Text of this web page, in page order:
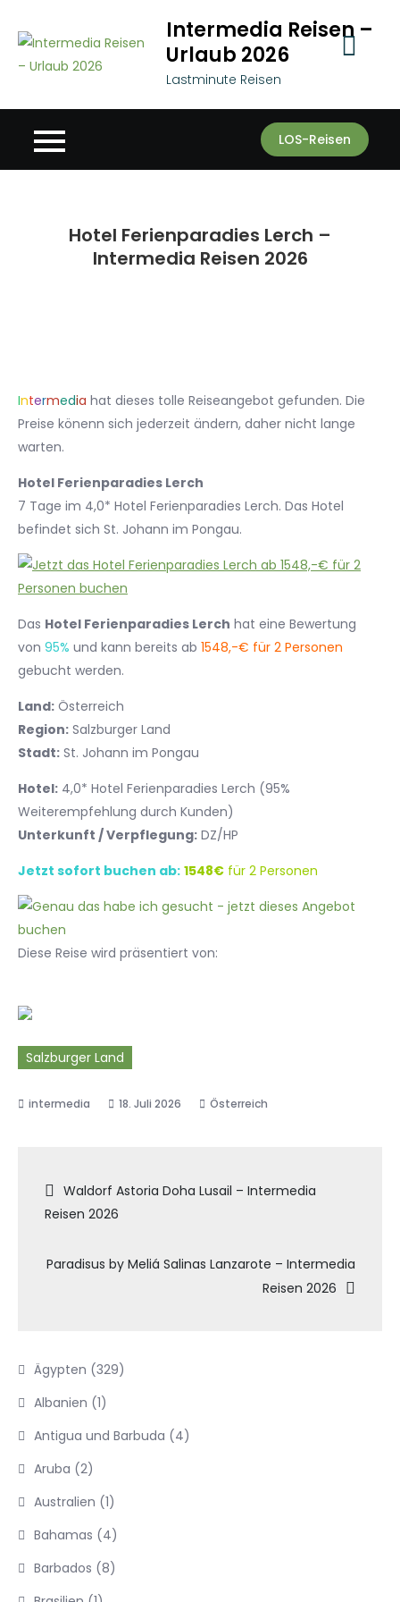
content
Intermedia Reisen –
Urlaub 2026
Lastminute Reisen
LOS-Reisen
Hotel Ferienparadies Lerch –
Intermedia Reisen 2026
Intermedia hat dieses tolle Reiseangebot gefunden. Die
Preise könenn sich jederzeit ändern, daher nicht lange
warten.
Hotel Ferienparadies Lerch
7 Tage im 4,0* Hotel Ferienparadies Lerch. Das Hotel
befindet sich St. Johann im Pongau.
Das Hotel Ferienparadies Lerch hat eine Bewertung
von 95% und kann bereits ab 1548,-€ für 2 Personen
gebucht werden.
Land: Österreich
Region: Salzburger Land
Stadt: St. Johann im Pongau
Hotel: 4,0* Hotel Ferienparadies Lerch (95%
Weiterempfehlung durch Kunden)
Unterkunft / Verpflegung: DZ/HP
Jetzt sofort buchen ab: 1548€ für 2 Personen
Diese Reise wird präsentiert von:
Salzburger Land
18. Juli 2026 Österreich
Beitragsnavigation
Waldorf Astoria Doha Lusail – Intermedia
Reisen 2026
Paradisus by Meliá Salinas Lanzarote – Intermedia
Reisen 2026
Ägypten (329)
Albanien (1)
Antigua und Barbuda (4)
Aruba (2)
Australien (1)
Bahamas (4)
Barbados (8)